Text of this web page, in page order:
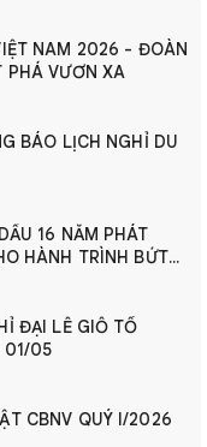
2026 - ĐOÀN
PHÁ VƯƠN XA
BÁO LỊCH NGHỈ DU
16 NĂM PHÁT
HÀNH TRÌNH BỨT
ĐẠI LỄ GIỖ TỔ
01/05
CBNV QUÝ I/2026